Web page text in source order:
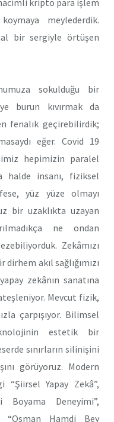
meylederdik.
bir sergiyle örtüşen
sokulduğu bir
burun kıvırmak da
fenalık geçirebilirdik;
eğer. Covid 19
hepimizin paralel
halde insanı, fiziksel
yüz yüze olmayı
bir uzaklıkta uzayan
ne ondan
Zekâmızı
akıl sağlığımızı
zekânın sanatına
Mevcut fizik,
çarpışıyor. Bilimsel
estetik bir
sınırların silinişini
görüyoruz. Modern
“Şiirsel Yapay Zekâ”,
Deneyimi”,
“Osman Hamdi Bey